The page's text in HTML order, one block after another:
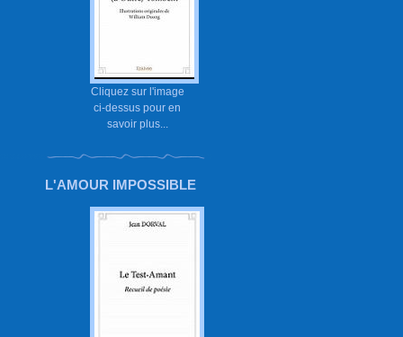
Cliquez sur l'image
ci-dessus pour en
savoir plus...
L'AMOUR IMPOSSIBLE